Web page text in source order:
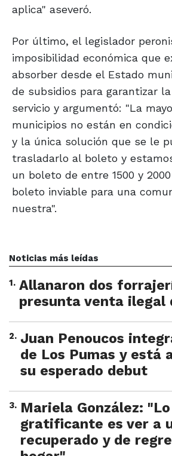
aplica" aseveró.
Por último, el legislador
imposibilidad económica que
absorber desde el Estado
de subsidios para garantizar
servicio y argumentó: "La
municipios no están en
y la única solución que se le
trasladarlo al boleto y
un boleto de entre 1500 y
boleto inviable para una
nuestra".
Noticias más leídas
1. Allanaron dos
presunta venta ilegal
2. Juan Penoucos
de Los Pumas y está
su esperado debut
3. Mariela González:
gratificante es ver a
recuperado y de